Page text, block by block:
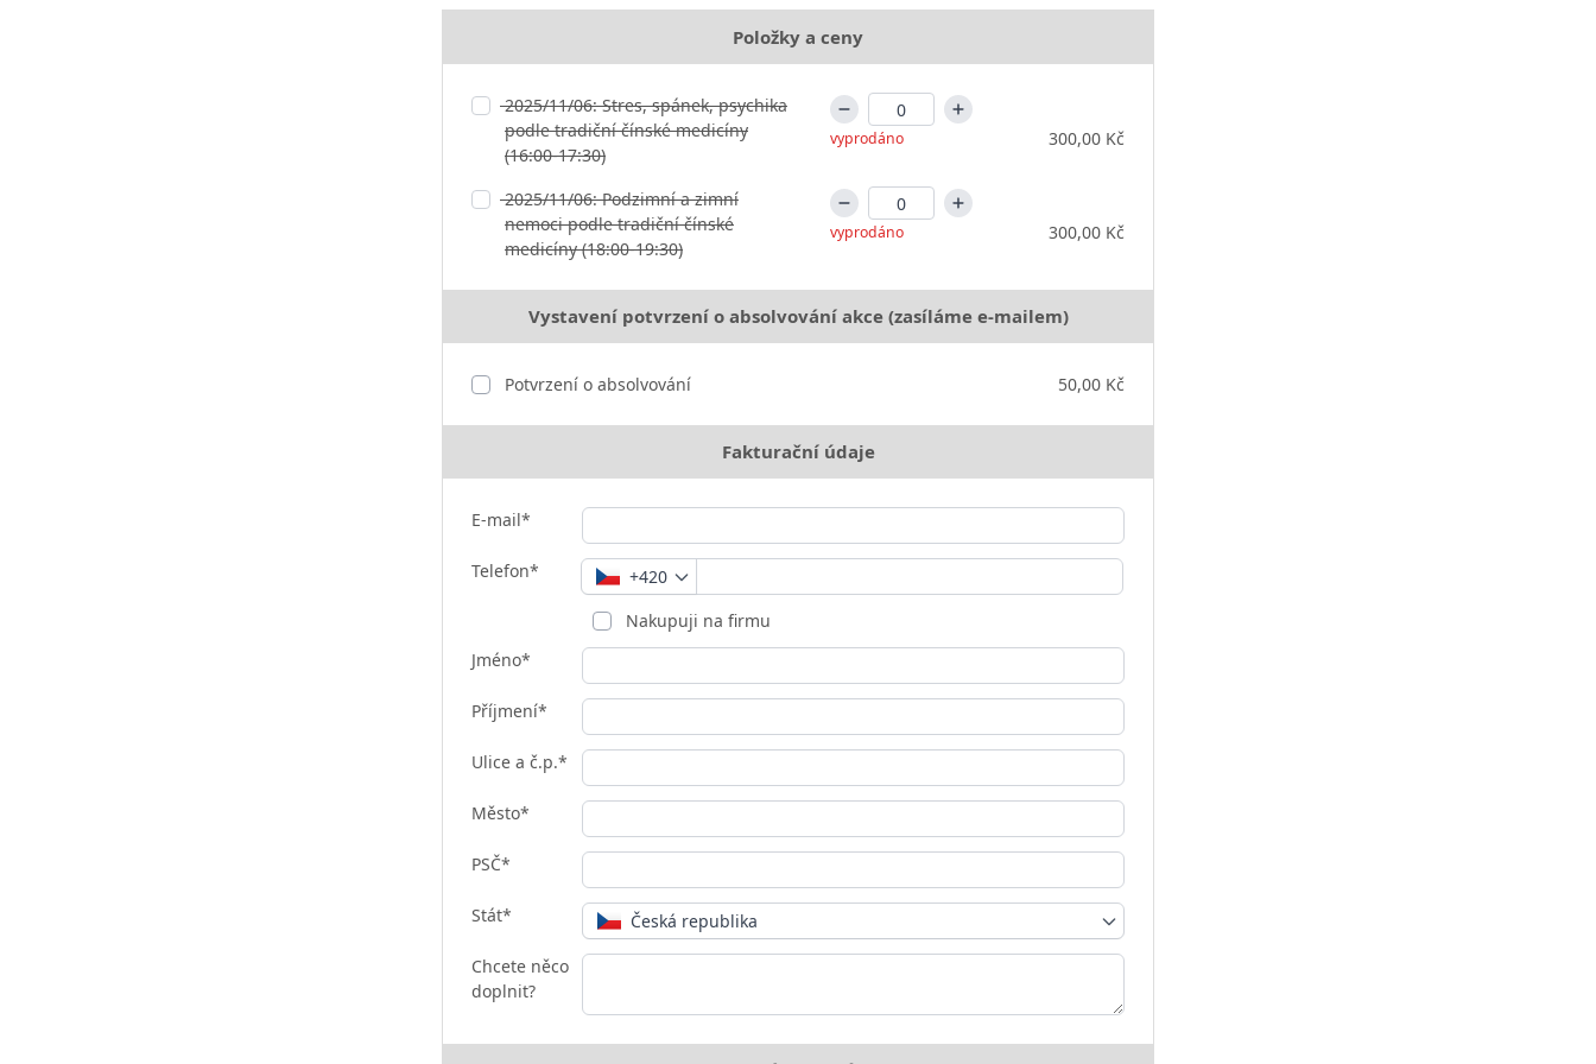
Položky a ceny
2025/11/06: Stres, spánek, psychika
podle tradiční čínské medicíny
(16:00-17:30)
vyprodáno 300,00 Kč
2025/11/06: Podzimní a zimní
nemoci podle tradiční čínské
medicíny (18:00-19:30)
vyprodáno 300,00 Kč
Vystavení potvrzení o absolvování akce (zasíláme e-mailem)
Potvrzení o absolvování 50,00 Kč
Fakturační údaje
E-mail*
Telefon*
+420
Nakupuji na firmu
Jméno*
Příjmení*
Ulice a č.p.*
Město*
PSČ*
Stát*
Česká republika
Chcete něco
doplnit?